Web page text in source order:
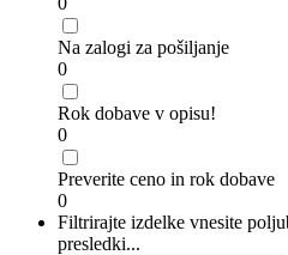
Na zalogi za pošiljanje
0
Rok dobave v opisu!
0
Preverite ceno in rok dobave
0
Filtrirajte izdelke vnesite
presledki...